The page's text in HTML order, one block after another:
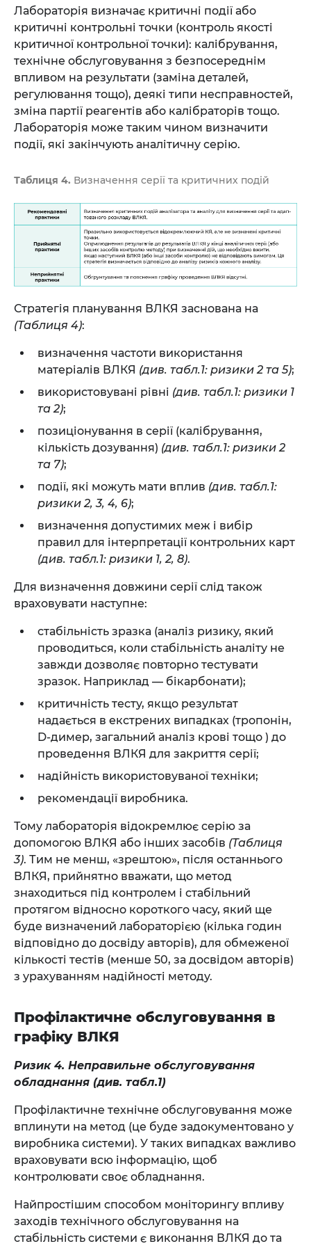
Лабораторія визначає критичні події або
критичні контрольні точки (контроль якості
критичної контрольної точки): калібрування,
технічне обслуговування з безпосереднім
впливом на результати (заміна деталей,
регулювання тощо), деякі типи несправностей,
зміна партії реагентів або калібраторів тощо.
Лабораторія може таким чином визначити
події, які закінчують аналітичну серію.
Таблиця 4. Визначення серії та критичних подій
Стратегія планування ВЛКЯ заснована на
(Таблиця 4):
визначення частоти використання
матеріалів ВЛКЯ (див. табл.1: ризики 2 та 5);
використовувані рівні (див. табл.1: ризики 1
та 2);
позиціонування в серії (калібрування,
кількість дозування) (див. табл.1: ризики 2
та 7);
події, які можуть мати вплив (див. табл.1:
ризики 2, 3, 4, 6);
визначення допустимих меж і вибір
правил для інтерпретації контрольних карт
(див. табл.1: ризики 1, 2, 8).
Для визначення довжини серії слід також
враховувати наступне:
стабільність зразка (аналіз ризику, який
проводиться, коли стабільність аналіту не
завжди дозволяє повторно тестувати
зразок. Наприклад — бікарбонати);
критичність тесту, якщо результат
надається в екстрених випадках (тропонін,
D-димер, загальний аналіз крові тощо ) до
проведення ВЛКЯ для закриття серії;
надійність використовуваної техніки;
рекомендації виробника.
Тому лабораторія відокремлює серію за
допомогою ВЛКЯ або інших засобів (Таблиця
3). Тим не менш, «зрештою», після останнього
ВЛКЯ, прийнятно вважати, що метод
знаходиться під контролем і стабільний
протягом відносно короткого часу, який ще
буде визначений лабораторією (кілька годин
відповідно до досвіду авторів), для обмеженої
кількості тестів (менше 50, за досвідом авторів)
з урахуванням надійності методу.
Профілактичне обслуговування в
графіку ВЛКЯ
Ризик 4. Неправильне обслуговування
обладнання (див. табл.1)
Профілактичне технічне обслуговування може
вплинути на метод (це буде задокументовано у
виробника системи). У таких випадках важливо
враховувати всю інформацію, щоб
контролювати своє обладнання.
Найпростішим способом моніторингу впливу
заходів технічного обслуговування на
стабільність системи є виконання ВЛКЯ до та